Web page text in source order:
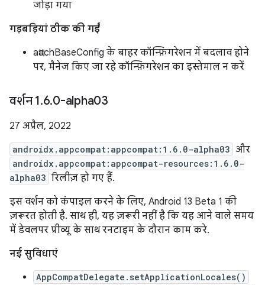
जोड़ा गया
गड़बड़ियां ठीक की गईं
attachBaseConfig के बाहर कॉन्फ़िगरेशन में बदलाव होने
पर, मैनेज किए जा रहे कॉन्फ़िगरेशन का इस्तेमाल न करें
वर्शन 1.6.0-alpha03
27 अप्रैल, 2022
androidx.appcompat:appcompat:1.6.0-alpha03 और
androidx.appcompat:appcompat-resources:1.6.0-
alpha03 रिलीज़ हो गए हैं.
इस वर्शन को कंपाइल करने के लिए, Android 13 Beta 1 की
ज़रूरत होती है. साथ ही, यह ज़रूरी नहीं है कि यह आने वाले समय
में डेवलपर प्रीव्यू के साथ रनटाइम के दौरान काम करे.
नई सुविधाएं
AppCompatDelegate.setApplicationLocales()